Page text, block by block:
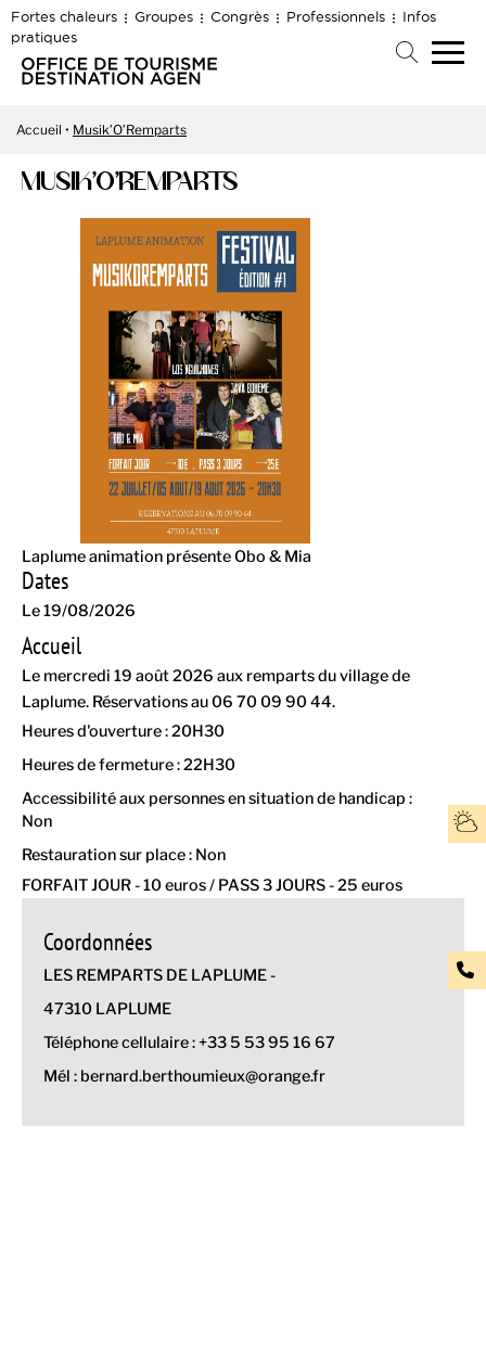
Fortes chaleurs Groupes Congrès Professionnels
Infos
pratiques
Accueil Musik’O’Remparts
MUSIK’O’REMPARTS
Laplume animation présente Obo & Mia
Dates
Le 19/08/2026
Accueil
Le mercredi 19 août 2026 aux remparts du village de
Laplume. Réservations au 06 70 09 90 44.
Heures d'ouverture : 20H30
Heures de fermeture : 22H30
Accessibilité aux personnes en situation de handicap :
Non
Restauration sur place : Non
FORFAIT JOUR - 10 euros / PASS 3 JOURS - 25 euros
Coordonnées
LES REMPARTS DE LAPLUME -
47310 LAPLUME
Téléphone cellulaire : +33 5 53 95 16 67
Mél : bernard.berthoumieux@orange.fr